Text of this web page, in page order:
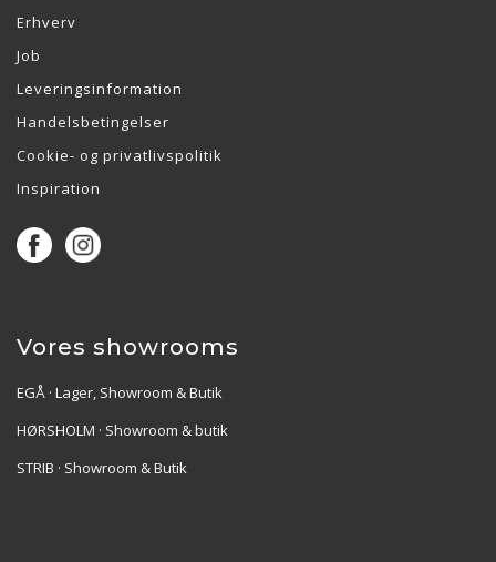
Erhverv
Job
Leveringsinformation
Handelsbetingelser
Cookie- og privatlivspolitik
Inspiration
Vores showrooms
EGÅ · Lager, Showroom & Butik
HØRSHOLM · Showroom & butik
STRIB · Showroom & Butik